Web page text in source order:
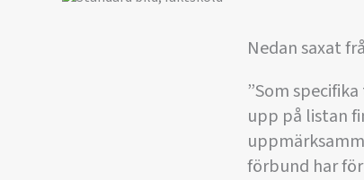
Nedan saxat
”Som
upp på listan
förbund har